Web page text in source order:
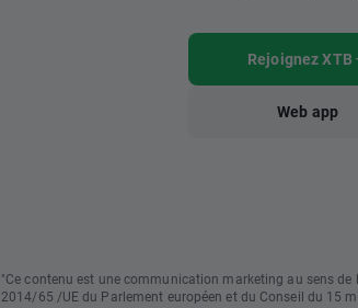
Rejoignez XTB
Web app
"Ce contenu est une communication marketing au sens de
2014/65 /UE du Parlement européen et du Conseil du 15